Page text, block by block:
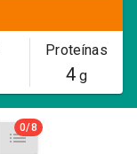
Proteínas
4g
0/8